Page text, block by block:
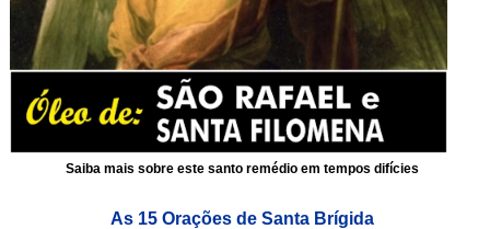
Saiba mais sobre este santo remédio em tempos difícies
As 15 Orações de Santa Brígida